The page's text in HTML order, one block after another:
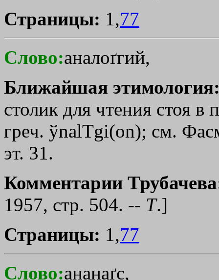
Страницы: 1,77
Слово:аналоґгий,
Ближайшая
столик для чтения стоя в
греч. ўnalТgi(on); см.
эт. 31.
Комментарии
1957, стр. 504. -- Т.]
Страницы: 1,77
Слово:ананаґс,